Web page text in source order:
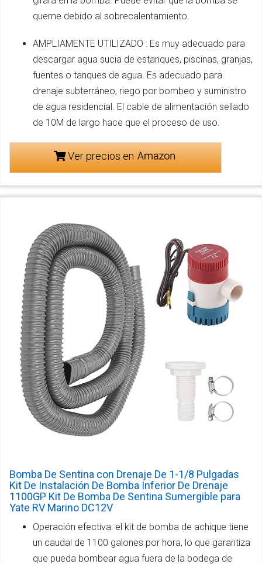
queme debido al sobrecalentamiento.
AMPLIAMENTE UTILIZADO : Es muy adecuado para
descargar agua sucia de estanques, piscinas, granjas,
fuentes o tanques de agua. Es adecuado para
drenaje subterráneo, riego por bombeo y suministro
de agua residencial. El cable de alimentación sellado
de 10M de largo hace que el proceso de uso.
Ver precios en
Bomba De Sentina con Drenaje De 1-1/8 Pulgadas
Kit De Instalación De Bomba Inferior De Drenaje
1100GP Kit De Bomba De Sentina Sumergible para
Yate RV Marino DC12V
Operación efectiva: el kit de bomba de achique tiene
un caudal de 1100 galones por hora, lo que garantiza
que pueda bombear agua fuera de la bodega de